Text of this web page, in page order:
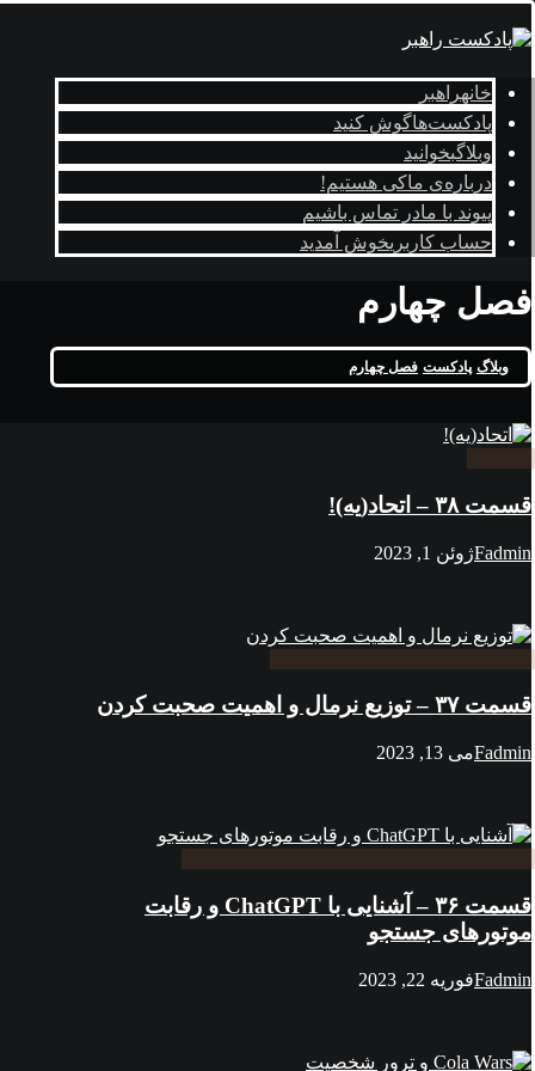
خانهراهبر
پادکست‌هاگوش کنید
وبلاگبخوانید
درباره‌ی ماکی هستیم!
پیوند با مادر تماس باشیم
حساب کاربریخوش آمدید
فصل چهارم
وبلاگ پادکست فصل چهارم
قسمت ۳۸ – اتحاد(یه)!
Fadminژوئن 1, 2023
قسمت ۳۷ – توزیع نرمال و اهمیت صحبت کردن
Fadminمی 13, 2023
قسمت ۳۶ – آشنایی با ChatGPT و رقابت
موتورهای جستجو
Fadminفوریه 22, 2023